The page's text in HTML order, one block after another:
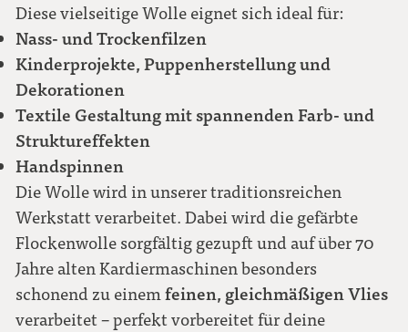
Diese vielseitige Wolle eignet sich ideal für:
Nass- und Trockenfilzen
Kinderprojekte, Puppenherstellung und
Dekorationen
Textile Gestaltung mit spannenden Farb- und
Struktureffekten
Handspinnen
Die Wolle wird in unserer traditionsreichen
Werkstatt verarbeitet. Dabei wird die gefärbte
Flockenwolle sorgfältig gezupft und auf über 70
Jahre alten Kardiermaschinen besonders
schonend zu einemfeinen, gleichmäßigen Vlies
verarbeitet – perfekt vorbereitet für deine